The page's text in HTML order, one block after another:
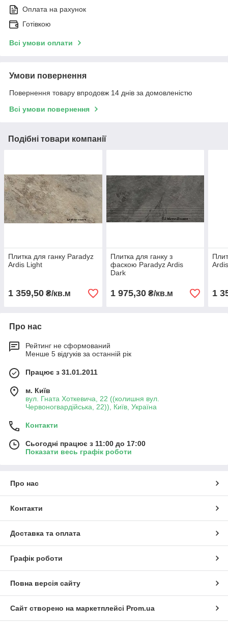
Оплата на рахунок
Готівкою
Всі умови оплати
Умови повернення
Повернення товару впродовж 14 днів за домовленістю
Всі умови повернення
Подібні товари компанії
Плитка для ганку Paradyz
Ardis Light
1 359,50 ₴/кв.м
Плитка для ганку з
фаскою Paradyz Ardis
Dark
1 975,30₴/кв.м 1
Про нас
Рейтинг не сформований
Менше 5 відгуків за останній рік
Працює з 31.01.2011
м. Київ
вул. Гната Хоткевича, 22 ((колишня вул.
Червоногвардійська, 22)), Київ, Україна
Контакти
Сьогодні працює з 11:00 до 17:00
Показати весь графік роботи
Про нас
Контакти
Доставка та оплата
Графік роботи
Повна версія сайту
Сайт створено на маркетплейсі Prom.ua